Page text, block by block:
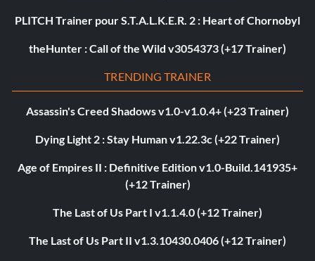
PLITCH Trainer pour S.T.A.L.K.E.R. 2 : Heart of Chornobyl
theHunter : Call of the Wild v3054373 (+17 Trainer)
TRENDING TRAINER
Assassin's Creed Shadows v1.0-v1.0.4+ (+23 Trainer)
Dying Light 2 : Stay Human v1.22.3c (+22 Trainer)
Age of Empires II : Definitive Edition v1.0-Build.141935+
(+12 Trainer)
The Last of Us Part I v1.1.4.0 (+12 Trainer)
The Last of Us Part II v1.3.10430.0406 (+12 Trainer)